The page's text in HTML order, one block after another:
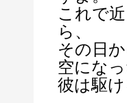
これで
ら、
その日
空にな
彼は駆